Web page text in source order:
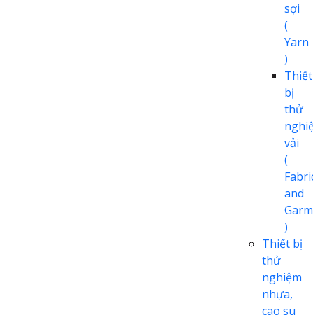
sợi
(
Yarn
)
Thiết
bị
thử
vải
(
and
)
Thiết bị
thử
nghiệm
nhựa,
cao su